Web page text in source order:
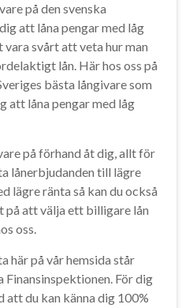
på den svenska
att låna pengar med låg
vara svårt att veta hur man
lån. Här hos oss på
bästa långivare som
att låna pengar med låg
på förhand åt dig, allt för
lånerbjudanden till lägre
lägre ränta så kan du också
på att välja ett billigare lån
oss.
här på vår hemsida står
Finansinspektionen. För dig
att du kan känna dig 100%